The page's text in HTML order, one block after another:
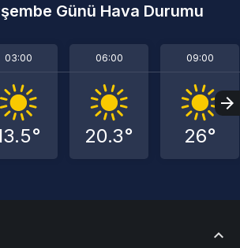
Günü Hava Durumu
03:00 06:00
20.3°
09:00
26°